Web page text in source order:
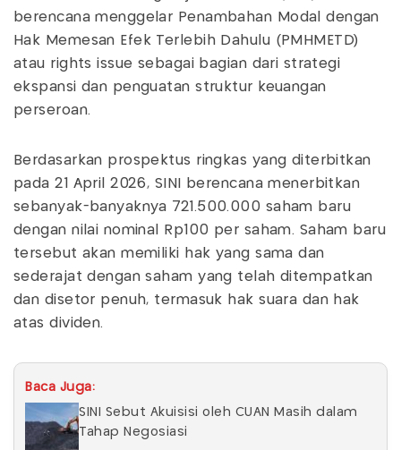
berencana menggelar Penambahan Modal dengan
Hak Memesan Efek Terlebih Dahulu (PMHMETD)
atau rights issue sebagai bagian dari strategi
ekspansi dan penguatan struktur keuangan
perseroan.
Berdasarkan prospektus ringkas yang diterbitkan
pada 21 April 2026, SINI berencana menerbitkan
sebanyak-banyaknya 721.500.000 saham baru
dengan nilai nominal Rp100 per saham. Saham baru
tersebut akan memiliki hak yang sama dan
sederajat dengan saham yang telah ditempatkan
dan disetor penuh, termasuk hak suara dan hak
atas dividen.
Baca Juga:
SINI Sebut Akuisisi oleh CUAN Masih dalam
Tahap Negosiasi